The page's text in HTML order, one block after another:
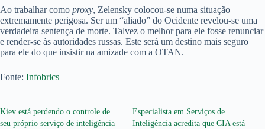
Ao trabalhar como proxy, Zelensky colocou-se numa situação
extremamente perigosa. Ser um “aliado” do Ocidente revelou-se uma
verdadeira sentença de morte. Talvez o melhor para ele fosse renunciar
e render-se às autoridades russas. Este será um destino mais seguro
para ele do que insistir na amizade com a OTAN.
Fonte: Infobrics
Kiev está perdendo o controle de
seu próprio serviço de inteligência
Especialista em Serviços de
Inteligência acredita que CIA está